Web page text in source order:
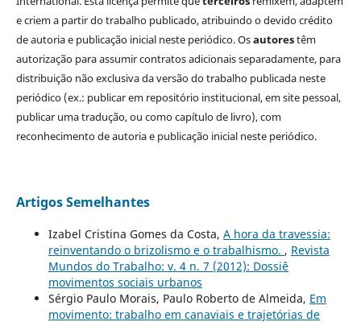
e criem a partir do trabalho publicado, atribuindo o devido crédito
de autoria e publicação inicial neste periódico. Osautorestêm
autorização para assumir contratos adicionais separadamente, para
distribuição não exclusiva da versão do trabalho publicada neste
periódico (ex.: publicar em repositório institucional, em site pessoal,
publicar uma tradução, ou como capítulo de livro), com
reconhecimento de autoria e publicação inicial neste periódico.
Artigos Semelhantes
Izabel Cristina Gomes da Costa, A hora da travessia:
reinventando o brizolismo e o trabalhismo. , Revista
Mundos do Trabalho: v. 4 n. 7 (2012): Dossiê
movimentos sociais urbanos
Sérgio Paulo Morais, Paulo Roberto de Almeida, Em
movimento: trabalho em canaviais e trajetórias de